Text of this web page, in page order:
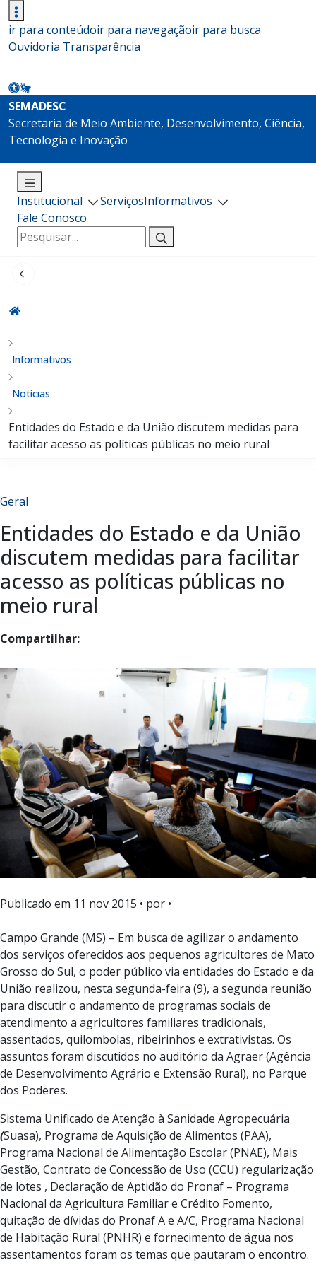
ir para conteúdoir para navegaçãoir para busca
Ouvidoria Transparência
SEMADESC
Secretaria de Meio Ambiente, Desenvolvimento, Ciência,
Tecnologia e Inovação
Institucional ServiçosInformativos
Fale Conosco
Pesquisar
por:
Informativos
Notícias
Entidades do Estado e da União discutem medidas para
facilitar acesso as políticas públicas no meio rural
Geral
Entidades do Estado e da União
discutem medidas para facilitar
acesso as políticas públicas no
meio rural
Compartilhar:
Publicado em 11 nov 2015 • por •
Campo Grande (MS) – Em busca de agilizar o andamento
dos serviços oferecidos aos pequenos agricultores de Mato
Grosso do Sul, o poder público via entidades do Estado e da
União realizou, nesta segunda-feira (9), a segunda reunião
para discutir o andamento de programas sociais de
atendimento a agricultores familiares tradicionais,
assentados, quilombolas, ribeirinhos e extrativistas. Os
assuntos foram discutidos no auditório da Agraer (Agência
de Desenvolvimento Agrário e Extensão Rural), no Parque
dos Poderes.
Sistema Unificado de Atenção à Sanidade Agropecuária
(Suasa), Programa de Aquisição de Alimentos (PAA),
Programa Nacional de Alimentação Escolar (PNAE), Mais
Gestão, Contrato de Concessão de Uso (CCU) regularização
de lotes , Declaração de Aptidão do Pronaf – Programa
Nacional da Agricultura Familiar e Crédito Fomento,
quitação de dívidas do Pronaf A e A/C, Programa Nacional
de Habitação Rural (PNHR) e fornecimento de água nos
assentamentos foram os temas que pautaram o encontro.